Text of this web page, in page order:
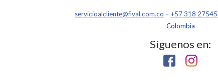
servicioalcliente@fival.com.co – +57 318
Colombia
Síguenos en: